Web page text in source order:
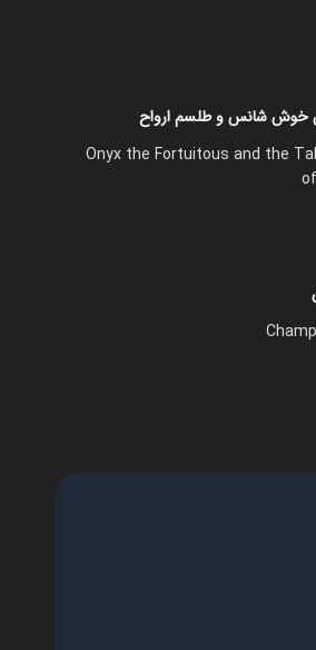
خوش شانس و طلسم ارواح
Onyx the Fortuitous and the